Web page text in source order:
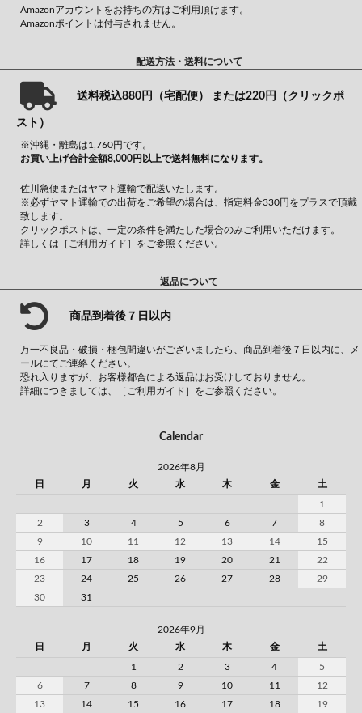
Amazonアカウントをお持ちの方はご利用頂けます。
Amazonポイントは付与されません。
配送方法・送料について
送料税込880円（宅配便） または220円（クリックポ
スト）
※沖縄・離島は1,760円です。
お買い上げ合計金額8,000円以上で送料無料になります。
佐川急便またはヤマト運輸で配送いたします。
※必ずヤマト運輸での出荷をご希望の場合は、指定料金330円をプラスで頂戴
致します。
クリックポストは、一定の条件を満たした場合のみご利用いただけます。
詳しくは ［ご利用ガイド］ をご参照ください。
返品について
商品到着後７日以内
万一不良品・破損・梱包間違いがございましたら、商品到着後７日以内に、メ
ールにてご連絡ください。
恐れ入りますが、お客様都合による返品はお受けしておりません。
詳細につきましては、
［ご利用ガイド］ をご参照ください。
Calendar
2026年8月
日
月 火 水 木 金 土
1
2
3 4 5 6 7
8
9
10 11 12 13 14
15
16
17 18 19 20 21
22
23
24 25 26 27 28
29
30
31
2026年9月
日
月 火 水 木 金 土
1 2 3 4
5
6
7 8 9 10 11
12
13
14 15 16 17 18 19